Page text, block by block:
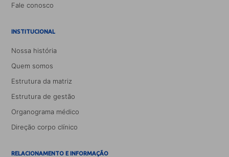
Fale conosco
INSTITUCIONAL
Nossa história
Quem somos
Estrutura da matriz
Estrutura de gestão
Organograma médico
Direção corpo clínico
RELACIONAMENTO E INFORMAÇÃO